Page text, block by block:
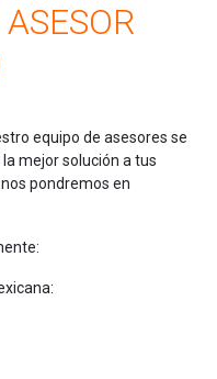
equipo de asesores se
mejor solución a tus
pondremos en